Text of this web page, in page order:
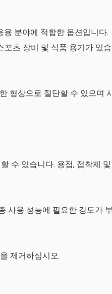
용 분야에 적합한 옵션입니다.
포츠 장비 및 식품 용기가 있습
형상으로 절단할 수 있으며
수 있습니다. 용접, 접착제 및
사용 성능에 필요한 강도가
제거하십시오.